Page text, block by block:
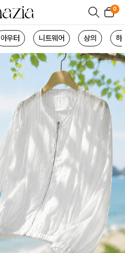
0
아우터 니트웨어 상의 하